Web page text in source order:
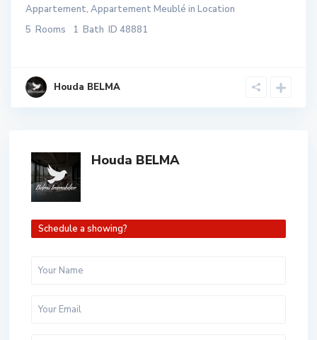
Appartement, Appartement Meublé in Location
5 Rooms 1 Bath ID 48881
Houda BELMA
Houda BELMA
Schedule a showing?